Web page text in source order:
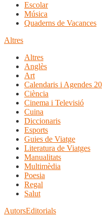
Escolar
Música
Quaderns de Vacances
Altres
Altres
Anglès
Art
Calendaris i Agendes
Ciència
Cinema i Televisió
Cuina
Diccionaris
Esports
Guies de Viatge
Literatura de Viatges
Manualitats
Multimèdia
Poesia
Regal
Salut
AutorsEditorials